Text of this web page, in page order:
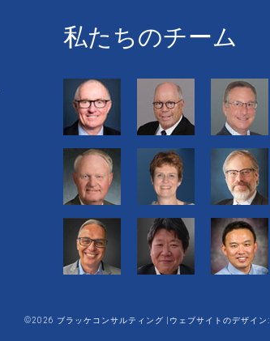
私たちのチーム
©2026 ブラッケコンサルティング |ウェブサイトのデザイン: